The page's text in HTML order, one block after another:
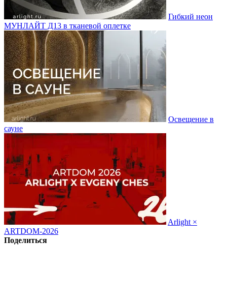
Гибкий неон
МУНЛАЙТ Д13 в тканевой оплетке
Освещение в
сауне
Arlight ×
ARTDOM-2026
Поделиться